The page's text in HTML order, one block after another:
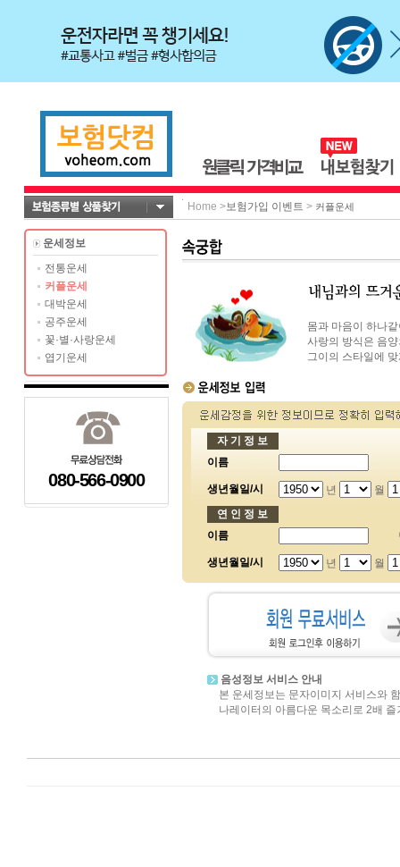
Home >보험가입 이벤트 > 커플운세
운세정보
전통운세
커플운세
대박운세
공주운세
꽃·별·사랑운세
엽기운세
080-566-0900
몸과 마음이 하나
사랑의 방식은 음
그이의 스타일에
자 기 정 보
이름
생년월일/시 년
월
연 인 정 보
이름
생년월일/시 년 월
음성정보 서비스 안내
본 운세정보는 문자이미지 서비스와
나레이터의 아름다운 목소리로 2배